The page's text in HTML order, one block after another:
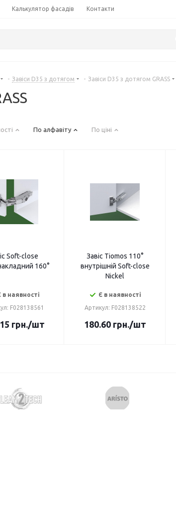
Калькулятор фасадів Контакти
- Завіси D35 з дотягом - Завіси D35 з дотягом GRASS
По алфавіту По ціні
Soft-close
160°
в наявності
F028138561
грн./шт
Завіс Tiomos 110°
внутрішній Soft-close
Nickel
Є в наявності
Артикул: F028138522
180.60грн./шт